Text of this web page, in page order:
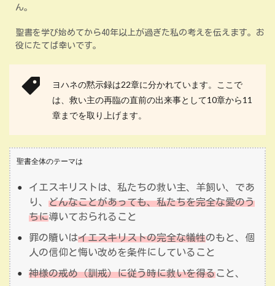
ん。
聖書を学び始めてから40年以上が過ぎた私の考えを伝えます。お
役にたてば幸いです。
ヨハネの黙示録は22章に分かれています。ここで
は、救い主の再臨の直前の出来事として10章から11
章までを取り上げます。
聖書全体のテーマは
イエスキリストは、私たちの救い主、羊飼い、であ
り、 どんなことがあっても、私たちを完全な愛のう
ちに導いておられること
罪の贖いはイエスキリストの完全な犠牲のもと、個
人の信仰と悔い改めを条件にしていること
神様の戒め（訓戒）に従う時に救いを得ること、